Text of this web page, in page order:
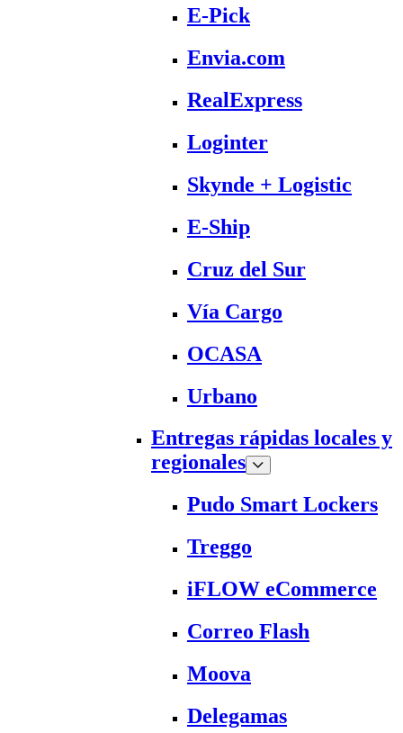
E-Pick
Envia.com
RealExpress
Loginter
Skynde + Logistic
E-Ship
Cruz del Sur
Vía Cargo
OCASA
Urbano
Entregas rápidas locales y
regionales
Pudo Smart Lockers
Treggo
iFLOW eCommerce
Correo Flash
Moova
Delegamas